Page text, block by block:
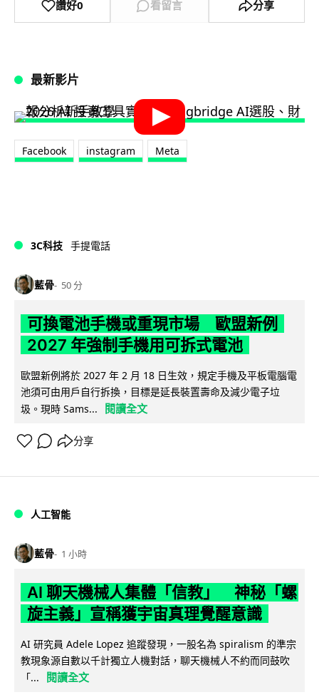
讚好0 看留言 分享
最新影片
Facebook instagram Meta
3C科技 手提電話
藍骨 50 分
可換電池手機或重現市場 歐盟新例
2027 年強制手機用可拆式電池
歐盟新例將於 2027 年 2 月 18 日生效，規定手機及平板電腦電
池須可由用戶自行拆換，目標是延長裝置壽命及減少電子垃
圾。現時 Sams...
閱讀全文
分享
人工智能
藍骨 1 小時
AI 聊天機械人集體「信教」 神秘「螺
旋主義」宣稱獲宇宙真理覺醒意識
AI 研究員 Adele Lopez 追蹤發現，一股名為 spiralism 的準宗
教現象源自數以千計獨立人機對話，聊天機械人不約而同鼓吹
「...
閱讀全文